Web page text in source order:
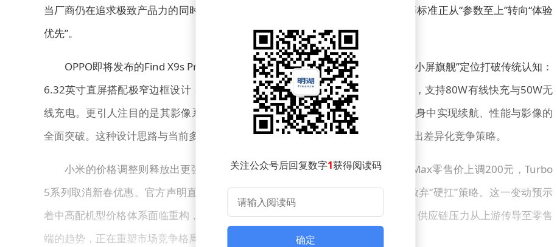
当厂商仍在追求极致产品力的同时，成本压力已悄然改变竞争逻辑，而消费者选择标准正从“参数至上”转向“体验
优先”。
OPPO即将发布的Find X9s Pro引发行业关注。这款尚未正式亮相的机型，以“小屏旗舰”定位打破传统认知：
6.32英寸直屏搭配极窄边框设计，机身重量仅198克，却内置7025mAh超大电池，支持80W有线快充与50W无
线充电。更引人注目的是其影像系统，双2亿像素方案暗示OPPO试图在小尺寸机身中实现续航、性能与影像的
全面突破。这种设计思路与当前多数厂商“小屏即妥协”的做法形成鲜明对比，展现出差异化竞争策略。
小米的价格调整则释放出更强烈的行业信号。4月11日起，REDMI K90 Pro Max零售价上调200元，Turbo
5系列取消新春优惠。官方声明直指内存与核心零部件成本上涨，迫使终端品牌放弃“硬扛”策略。这一变动预示
着中高配机型价格体系面临重构，消费者未来购买大存储版本或将付出更高成本。供应链压力从上游传导至零售
端的趋势，正在重塑市场竞争格局。
关注公众号后回复数字1获得阅读码
确定